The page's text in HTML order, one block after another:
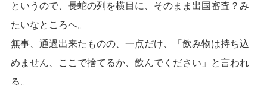
というので、長蛇の列を横目に、そのまま出国審査？み
たいなところへ。
無事、通過出来たものの、一点だけ、「飲み物は持ち込
めません、ここで捨てるか、飲んでください」と言われ
る。